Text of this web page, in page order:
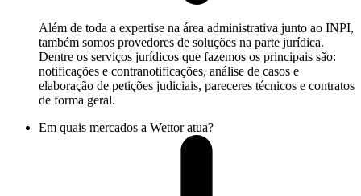
Além de toda a expertise na área administrativa junto ao INPI,
também somos provedores de soluções na parte jurídica.
Dentre os serviços jurídicos que fazemos os principais são:
notificações e contranotificações, análise de casos e
elaboração de petições judiciais, pareceres técnicos e contratos
de forma geral.
Em quais mercados a Wettor atua?